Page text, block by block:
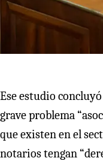
Ese estudio
grave problema
que existen en el
notarios tengan